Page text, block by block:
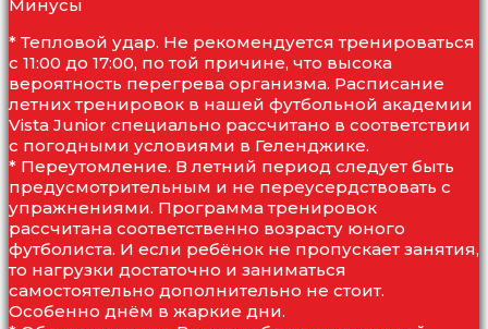
Минусы
* Тепловой удар. Не рекомендуется тренироваться
с 11:00 до 17:00, по той причине, что высока
вероятность перегрева организма. Расписание
летних тренировок в нашей футбольной академии
Vista Junior специально рассчитано в соответствии
с погодными условиями в Геленджике.
* Переутомление. В летний период следует быть
предусмотрительным и не переусердствовать с
упражнениями. Программа тренировок
рассчитана соответственно возрасту юного
футболиста. И если ребёнок не пропускает занятия,
то нагрузки достаточно и заниматься
самостоятельно дополнительно не стоит.
Особенно днём в жаркие дни.